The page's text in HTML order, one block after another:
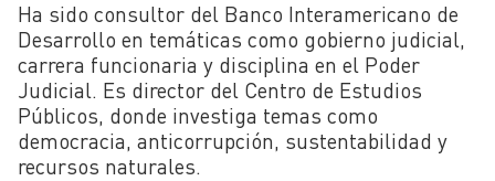
Ha sido consultor del Banco Interamericano de
Desarrollo en temáticas como gobierno judicial,
carrera funcionaria y disciplina en el Poder
Judicial. Es director del Centro de Estudios
Públicos, donde investiga temas como
democracia, anticorrupción, sustentabilidad y
recursos naturales.